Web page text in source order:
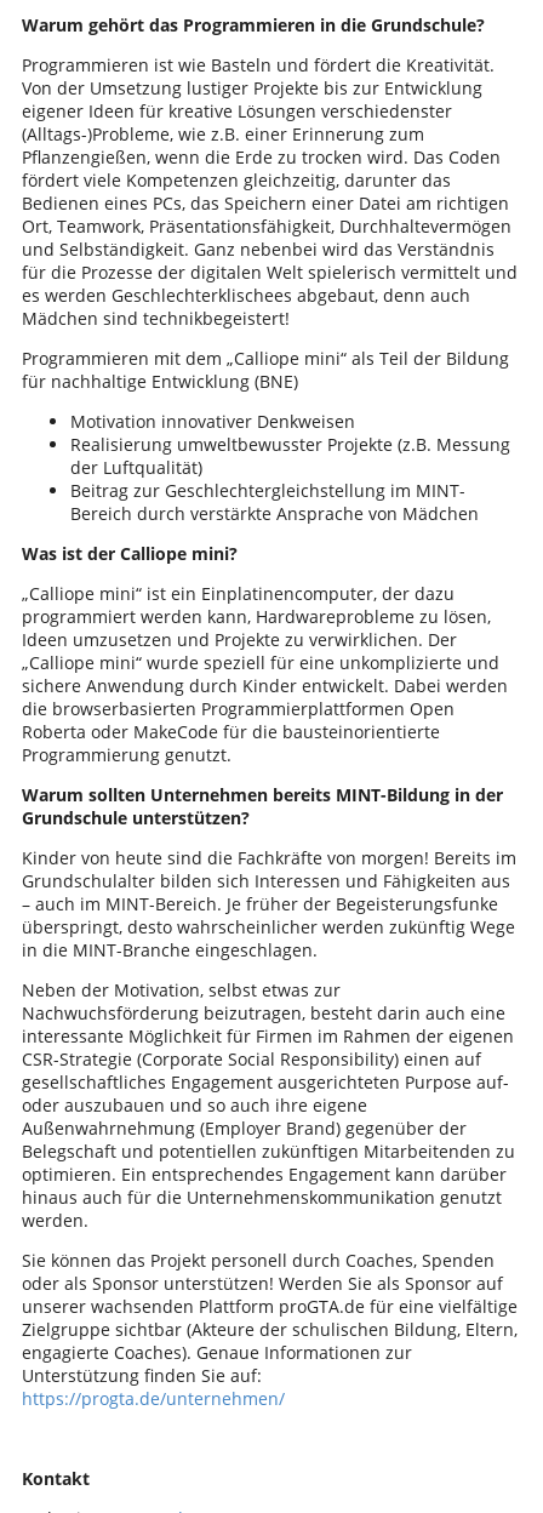
Warum gehört das Programmieren in die Grundschule?
Programmieren ist wie Basteln und fördert die Kreativität.
Von der Umsetzung lustiger Projekte bis zur Entwicklung
eigener Ideen für kreative Lösungen verschiedenster
(Alltags-)Probleme, wie z.B. einer Erinnerung zum
Pflanzengießen, wenn die Erde zu trocken wird. Das Coden
fördert viele Kompetenzen gleichzeitig, darunter das
Bedienen eines PCs, das Speichern einer Datei am richtigen
Ort, Teamwork, Präsentationsfähigkeit, Durchhaltevermögen
und Selbständigkeit. Ganz nebenbei wird das Verständnis
für die Prozesse der digitalen Welt spielerisch vermittelt und
es werden Geschlechterklischees abgebaut, denn auch
Mädchen sind technikbegeistert!
Programmieren mit dem „Calliope mini“ als Teil der Bildung
für nachhaltige Entwicklung (BNE)
Motivation innovativer Denkweisen
Realisierung umweltbewusster Projekte (z.B. Messung
der Luftqualität)
Beitrag zur Geschlechtergleichstellung im MINT-
Bereich durch verstärkte Ansprache von Mädchen
Was ist der Calliope mini?
„Calliope mini“ ist ein Einplatinencomputer, der dazu
programmiert werden kann, Hardwareprobleme zu lösen,
Ideen umzusetzen und Projekte zu verwirklichen. Der
„Calliope mini“ wurde speziell für eine unkomplizierte und
sichere Anwendung durch Kinder entwickelt. Dabei werden
die browserbasierten Programmierplattformen Open
Roberta oder MakeCode für die bausteinorientierte
Programmierung genutzt.
Warum sollten Unternehmen bereits MINT-Bildung in der
Grundschule unterstützen?
Kinder von heute sind die Fachkräfte von morgen! Bereits im
Grundschulalter bilden sich Interessen und Fähigkeiten aus
– auch im MINT-Bereich. Je früher der Begeisterungsfunke
überspringt, desto wahrscheinlicher werden zukünftig Wege
in die MINT-Branche eingeschlagen.
Neben der Motivation, selbst etwas zur
Nachwuchsförderung beizutragen, besteht darin auch eine
interessante Möglichkeit für Firmen im Rahmen der eigenen
CSR-Strategie (Corporate Social Responsibility) einen auf
gesellschaftliches Engagement ausgerichteten Purpose auf-
oder auszubauen und so auch ihre eigene
Außenwahrnehmung (Employer Brand) gegenüber der
Belegschaft und potentiellen zukünftigen Mitarbeitenden zu
optimieren. Ein entsprechendes Engagement kann darüber
hinaus auch für die Unternehmenskommunikation genutzt
werden.
Sie können das Projekt personell durch Coaches, Spenden
oder als Sponsor unterstützen! Werden Sie als Sponsor auf
unserer wachsenden Plattform proGTA.de für eine vielfältige
Zielgruppe sichtbar (Akteure der schulischen Bildung, Eltern,
engagierte Coaches). Genaue Informationen zur
Unterstützung finden Sie auf:
https://progta.de/unternehmen/
Kontakt